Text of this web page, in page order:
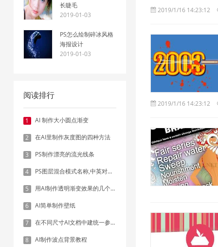
长睫毛
2019-01-03
PS怎么绘制碎冰风格
海报设计
2019-01-03
阅读排行
1 AI 制作大小圆点渐变
2 在AI里制作灰度图的四种方法
3 PS制作漂亮的流光线条
4 PS图层混合模式名称,中英对照表
5 用AI制作透明渐变效果的几个方法
6 AI简单制作壁纸
7 在不同尺寸AI文档中建统一参考线 - 方法1：对齐和分布
8 AI制作波点背景教程
2019/1/16 14:23:12
2019/1/16 14:23:12